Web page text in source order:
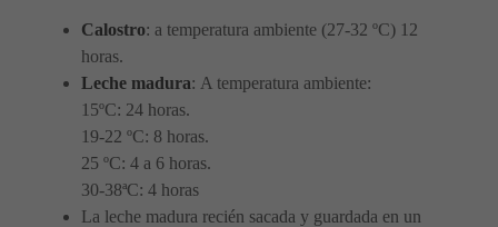
Calostro: a temperatura ambiente (27-32 ºC) 12
horas.
Leche madura: A temperatura ambiente:
15ºC: 24 horas.
19-22 ºC: 8 horas.
25 ºC: 4 a 6 horas.
30-38ªC: 4 horas
La leche madura recién sacada y guardada en un